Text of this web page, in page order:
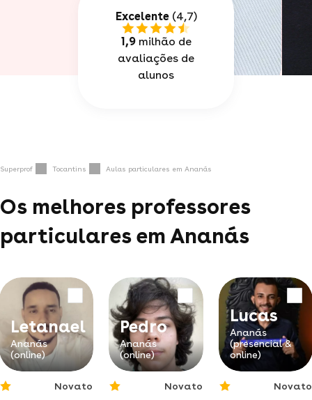
Excelente(4,7)
1,9milhão de
avaliações de
alunos
Superprof Tocantins Aulas particulares em Ananás
Os melhores professores
particulares em Ananás
Letanael
Ananás
(online)
Novato
Pedro
Ananás
(online)
Novato
Lucas
Ananás
(presencial &
online)
Novato